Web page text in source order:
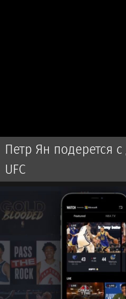
Петр Ян подерется
UFC